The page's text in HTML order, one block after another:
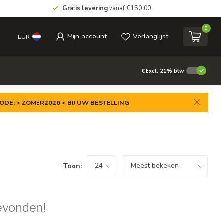
Gratis leveringvanaf €150,00
EUR Mijn account Verlanglijst
0
€Excl. 21% btw
> ZOMER2026 < BIJ UW BESTELLING
Toon: